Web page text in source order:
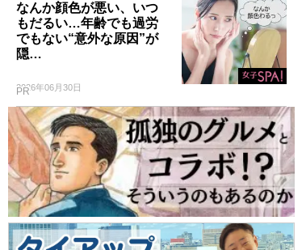
なんか顔色が悪い、いつ
もだるい…年齢でも過労
でもない“意外な原因”が
隠…
2026年06月30日
PR